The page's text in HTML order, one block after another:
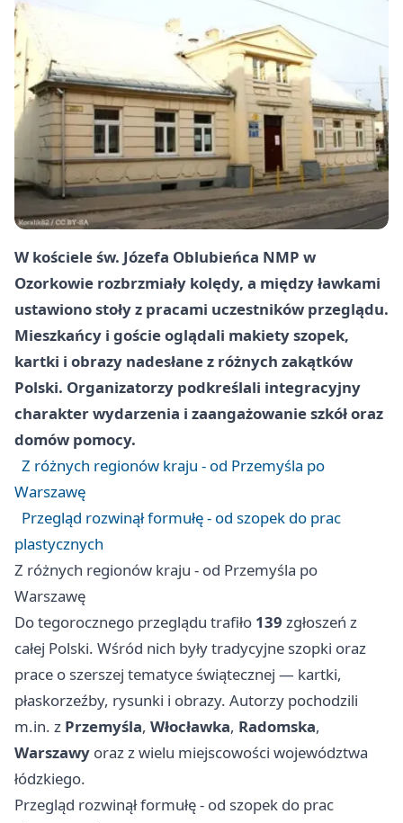
W kościele św. Józefa Oblubieńca NMP w
Ozorkowie rozbrzmiały kolędy, a między ławkami
ustawiono stoły z pracami uczestników przeglądu.
Mieszkańcy i goście oglądali makiety szopek,
kartki i obrazy nadesłane z różnych zakątków
Polski. Organizatorzy podkreślali integracyjny
charakter wydarzenia i zaangażowanie szkół oraz
domów pomocy.
Z różnych regionów kraju - od Przemyśla po
Warszawę
Przegląd rozwinął formułę - od szopek do prac
plastycznych
Z różnych regionów kraju - od Przemyśla po
Warszawę
Do tegorocznego przeglądu trafiło 139 zgłoszeń z
całej Polski. Wśród nich były tradycyjne szopki oraz
prace o szerszej tematyce świątecznej — kartki,
płaskorzeźby, rysunki i obrazy. Autorzy pochodzili
m.in. z Przemyśla, Włocławka, Radomska,
Warszawy oraz z wielu miejscowości województwa
łódzkiego.
Przegląd rozwinął formułę - od szopek do prac